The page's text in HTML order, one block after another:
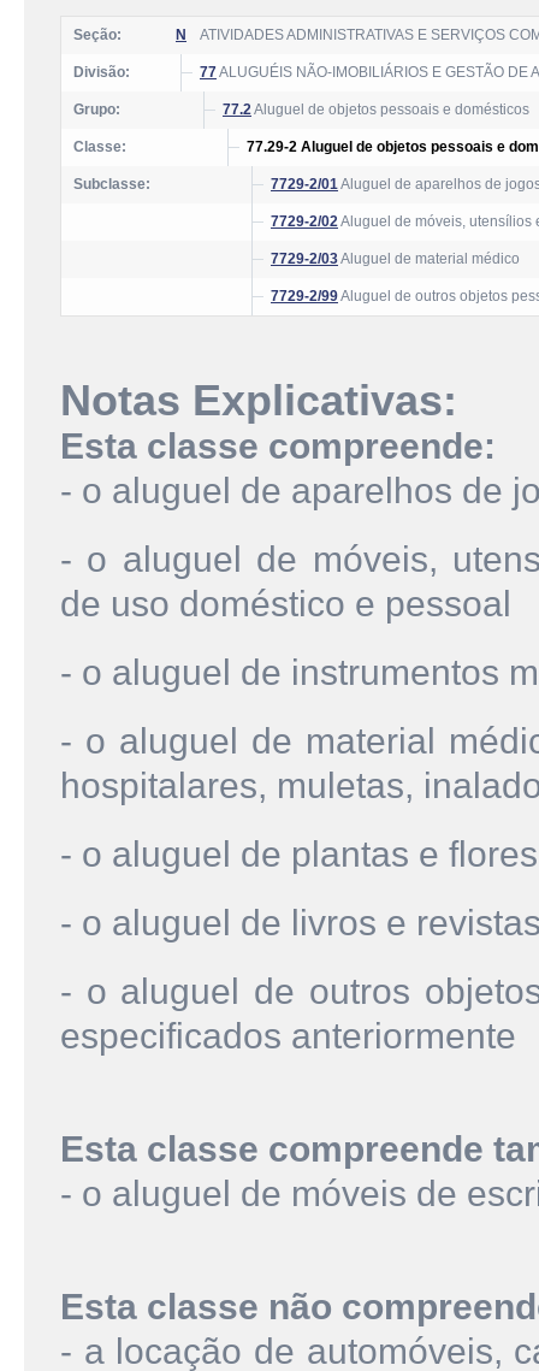
Seção: N ATIVIDADES ADMINISTRATIVAS E SERVIÇOS
Divisão: 77ALUGUÉIS NÃO-IMOBILIÁRIOS E GESTÃO DE
Grupo: 77.2Aluguel de objetos pessoais e domésticos
Classe: 77.29-2 Aluguel de objetos pessoais e
Subclasse: 7729-2/01Aluguel de aparelhos de
7729-2/02Aluguel de móveis, utensílios
7729-2/03Aluguel de material médico
7729-2/99Aluguel de outros objetos
Notas Explicativas:
Esta classe compreende:
- o aluguel de aparelhos de
- o aluguel de móveis,
de uso doméstico e pessoal
- o aluguel de instrumentos
- o aluguel de material
hospitalares, muletas,
- o aluguel de plantas e flores
- o aluguel de livros e
- o aluguel de outros
especificados anteriormente
Esta classe compreende
- o aluguel de móveis de
Esta classe não
- a locação de automóveis,